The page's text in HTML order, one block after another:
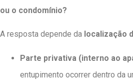
ou o condomínio?
A resposta depende da localização
Parte privativa (interno ao
entupimento ocorrer dentro da